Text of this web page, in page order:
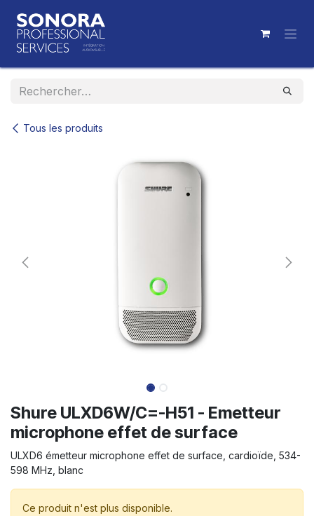
Tous les produits
Shure ULXD6W/C=-H51 - Emetteur
microphone effet de surface
ULXD6 émetteur microphone effet de surface, cardioïde, 534-
598 MHz, blanc
Ce produit n'est plus disponible.